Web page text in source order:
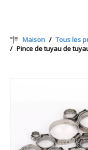
Maison / Tous les
/ Pince de tuyau de